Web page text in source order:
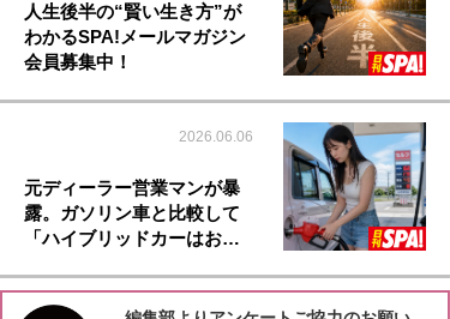
人生後半の“賢い生き方”が
わかるSPA!メールマガジン
会員募集中！
2026.06.06
元ディーラー営業マンが暴
露。ガソリン車と比較して
「ハイブリッドカーはお…